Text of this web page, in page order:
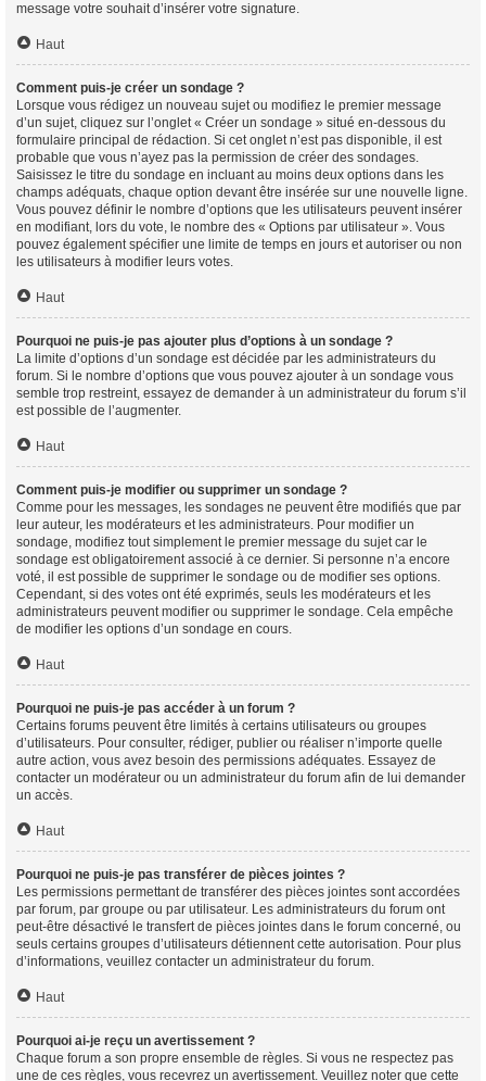
message votre souhait d’insérer votre signature.
Haut
Comment puis-je créer un sondage ?
Lorsque vous rédigez un nouveau sujet ou modifiez le premier message
d’un sujet, cliquez sur l’onglet « Créer un sondage » situé en-dessous du
formulaire principal de rédaction. Si cet onglet n’est pas disponible, il est
probable que vous n’ayez pas la permission de créer des sondages.
Saisissez le titre du sondage en incluant au moins deux options dans les
champs adéquats, chaque option devant être insérée sur une nouvelle ligne.
Vous pouvez définir le nombre d’options que les utilisateurs peuvent insérer
en modifiant, lors du vote, le nombre des « Options par utilisateur ». Vous
pouvez également spécifier une limite de temps en jours et autoriser ou non
les utilisateurs à modifier leurs votes.
Haut
Pourquoi ne puis-je pas ajouter plus d’options à un sondage ?
La limite d’options d’un sondage est décidée par les administrateurs du
forum. Si le nombre d’options que vous pouvez ajouter à un sondage vous
semble trop restreint, essayez de demander à un administrateur du forum s’il
est possible de l’augmenter.
Haut
Comment puis-je modifier ou supprimer un sondage ?
Comme pour les messages, les sondages ne peuvent être modifiés que par
leur auteur, les modérateurs et les administrateurs. Pour modifier un
sondage, modifiez tout simplement le premier message du sujet car le
sondage est obligatoirement associé à ce dernier. Si personne n’a encore
voté, il est possible de supprimer le sondage ou de modifier ses options.
Cependant, si des votes ont été exprimés, seuls les modérateurs et les
administrateurs peuvent modifier ou supprimer le sondage. Cela empêche
de modifier les options d’un sondage en cours.
Haut
Pourquoi ne puis-je pas accéder à un forum ?
Certains forums peuvent être limités à certains utilisateurs ou groupes
d’utilisateurs. Pour consulter, rédiger, publier ou réaliser n’importe quelle
autre action, vous avez besoin des permissions adéquates. Essayez de
contacter un modérateur ou un administrateur du forum afin de lui demander
un accès.
Haut
Pourquoi ne puis-je pas transférer de pièces jointes ?
Les permissions permettant de transférer des pièces jointes sont accordées
par forum, par groupe ou par utilisateur. Les administrateurs du forum ont
peut-être désactivé le transfert de pièces jointes dans le forum concerné, ou
seuls certains groupes d’utilisateurs détiennent cette autorisation. Pour plus
d’informations, veuillez contacter un administrateur du forum.
Haut
Pourquoi ai-je reçu un avertissement ?
Chaque forum a son propre ensemble de règles. Si vous ne respectez pas
une de ces règles, vous recevrez un avertissement. Veuillez noter que cette